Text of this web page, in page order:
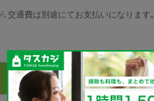
交通費は別途にてお支払いになります｡